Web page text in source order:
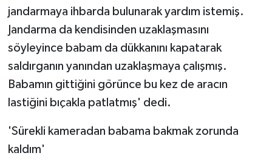
jandarmaya ihbarda bulunarak yardım istemiş.
Jandarma da kendisinden uzaklaşmasını
söyleyince babam da dükkanını kapatarak
saldırganın yanından uzaklaşmaya çalışmış.
Babamın gittiğini görünce bu kez de aracın
lastiğini bıçakla patlatmış' dedi.
'Sürekli kameradan babama bakmak zorunda
kaldım'